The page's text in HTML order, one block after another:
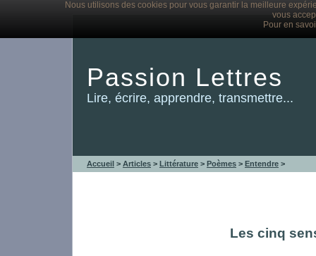
Nous utilisons des cookies pour vous garantir la meilleure
vous
Pour en
Passion Lettres
Lire, écrire, apprendre, transmettre...
Accueil > Articles > Littérature > Poèmes > Entendre >
Les cinq